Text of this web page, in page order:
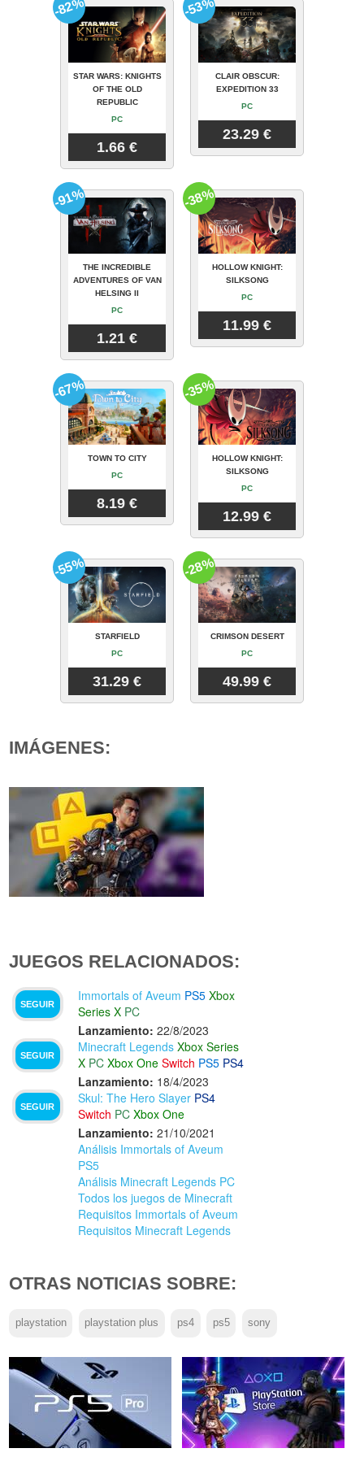
STAR WARS: KNIGHTS
OF THE OLD
REPUBLIC
PC
1.66 €
-82%
CLAIR OBSCUR:
EXPEDITION 33
PC
23.29 €
-53%
THE INCREDIBLE
ADVENTURES OF VAN
HELSING II
PC
1.21 €
-91%
HOLLOW KNIGHT:
SILKSONG
PC
11.99 €
-38%
TOWN TO CITY
PC
8.19 €
-67%
HOLLOW KNIGHT:
SILKSONG
PC
12.99 €
-35%
STARFIELD
PC
31.29 €
-55%
CRIMSON DESERT
PC
49.99 €
-28%
IMÁGENES:
JUEGOS RELACIONADOS:
SEGUIR
Immortals of Aveum PS5 Xbox
Series X PC
Lanzamiento: 22/8/2023
SEGUIR
Minecraft Legends Xbox Series
X PC Xbox One Switch PS5 PS4
Lanzamiento: 18/4/2023
SEGUIR
Skul: The Hero Slayer PS4
Switch PC Xbox One
Lanzamiento: 21/10/2021
Análisis Immortals of Aveum
PS5
Análisis Minecraft Legends PC
Todos los juegos de Minecraft
Requisitos Immortals of Aveum
Requisitos Minecraft Legends
OTRAS NOTICIAS SOBRE:
playstation playstation plus ps4 ps5 sony